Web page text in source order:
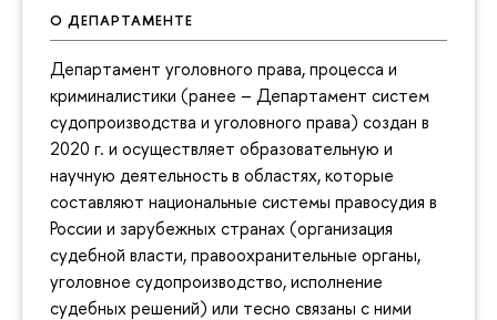
О ДЕПАРТАМЕНТЕ
Департамент уголовного права, процесса и
криминалистики (ранее – Департамент систем
судопроизводства и уголовного права) создан в
2020 г. и осуществляет образовательную и
научную деятельность в областях, которые
составляют национальные системы правосудия в
России и зарубежных странах (организация
судебной власти, правоохранительные органы,
уголовное судопроизводство, исполнение
судебных решений) или тесно связаны с ними